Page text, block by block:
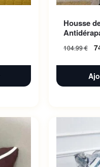
Housse
104.99€